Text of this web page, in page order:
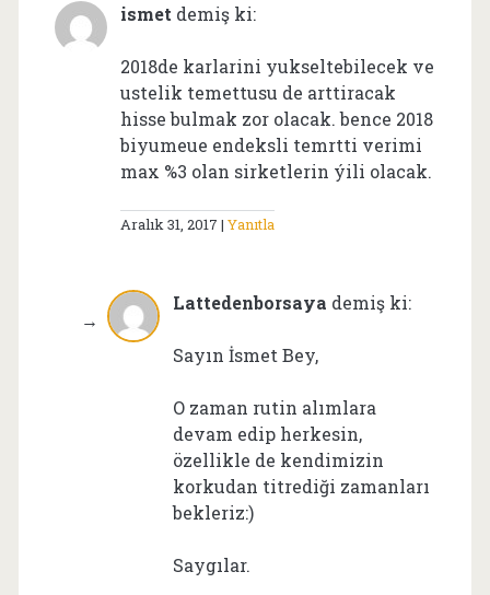
ismet demiş ki:
2018de karlarini yukseltebilecek ve
ustelik temettusu de arttiracak
hisse bulmak zor olacak. bence 2018
biyumeue endeksli temrtti verimi
max %3 olan sirketlerin ýili olacak.
Aralık 31, 2017 Yanıtla
Lattedenborsaya demiş ki:
Sayın İsmet Bey,
O zaman rutin alımlara
devam edip herkesin,
özellikle de kendimizin
korkudan titrediği zamanları
bekleriz:)
Saygılar.